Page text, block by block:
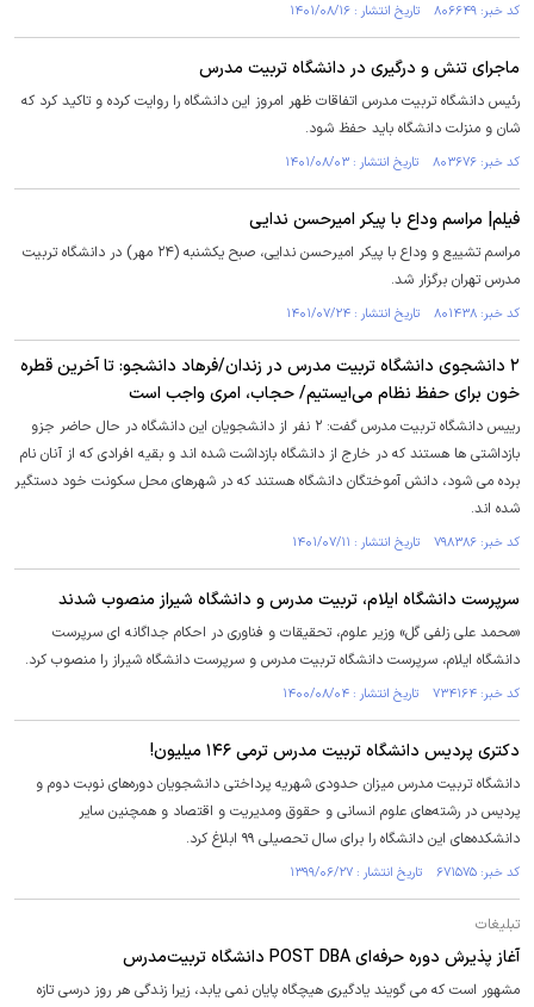
کد خبر: ۸۰۶۶۴۹ تاریخ انتشار : ۱۴۰۱/۰۸/۱۶
ماجرای تنش و درگیری در دانشگاه تربیت مدرس
رئیس دانشگاه تربیت مدرس اتفاقات ظهر امروز این دانشگاه را روایت کرده و تاکید کرد که
شان و منزلت دانشگاه باید حفظ شود.
کد خبر: ۸۰۳۶۷۶ تاریخ انتشار : ۱۴۰۱/۰۸/۰۳
فیلم| مراسم وداع با پیکر امیرحسن ندایی
مراسم تشییع و وداع با پیکر امیرحسن ندایی، صبح یکشنبه (۲۴ مهر) در دانشگاه تربیت
مدرس تهران برگزار شد.
کد خبر: ۸۰۱۴۳۸ تاریخ انتشار : ۱۴۰۱/۰۷/۲۴
۲ دانشجوی دانشگاه تربیت مدرس در زندان/فرهاد دانشجو: تا آخرین قطره
خون برای حفظ نظام می‌ایستیم/ حجاب، امری واجب است
رییس دانشگاه تربیت مدرس گفت: ۲ نفر از دانشجویان این دانشگاه در حال حاضر جزو
بازداشتی ها هستند که در خارج از دانشگاه بازداشت شده اند و بقیه افرادی که از آنان نام
برده می شود، دانش آموختگان دانشگاه هستند که در شهرهای محل سکونت خود دستگیر
شده اند.
کد خبر: ۷۹۸۳۸۶ تاریخ انتشار : ۱۴۰۱/۰۷/۱۱
سرپرست دانشگاه ایلام، تربیت مدرس و دانشگاه شیراز منصوب شدند
«محمد علی زلفی گل» وزیر علوم، تحقیقات و فناوری در احکام جداگانه ای سرپرست
دانشگاه ایلام، سرپرست دانشگاه تربیت مدرس و سرپرست دانشگاه شیراز را منصوب کرد.
کد خبر: ۷۳۴۱۶۴ تاریخ انتشار : ۱۴۰۰/۰۸/۰۴
دکتری پردیس دانشگاه تربیت مدرس ترمی ۱۴۶ میلیون!
دانشگاه تربیت مدرس میزان حدودی شهریه پرداختی دانشجویان دوره‌های نوبت دوم و
پردیس در رشته‌های علوم انسانی و حقوق ومدیریت و اقتصاد و همچنین سایر
دانشکده‌های این دانشگاه را برای سال تحصیلی ۹۹ ابلاغ کرد.
کد خبر: ۶۷۱۵۷۵ تاریخ انتشار : ۱۳۹۹/۰۶/۲۷
تبلیغات
آغاز پذیرش دوره حرفه‌ای POST DBA دانشگاه تربیت‌مدرس
مشهور است که می گویند یادگیری هیچگاه پایان نمی یابد، زیرا زندگی هر روز درسی تازه